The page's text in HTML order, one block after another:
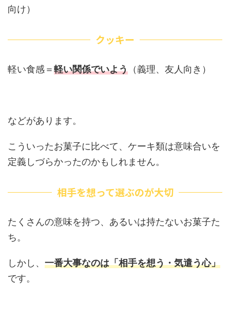
向け）
クッキー
軽い食感＝軽い関係でいよう （義理、友人向き）
などがあります。
こういったお菓子に比べて、ケーキ類は意味合いを
定義しづらかったのかもしれません。
相手を想って選ぶのが大切
たくさんの意味を持つ、あるいは持たないお菓子た
ち。
しかし、 一番大事なのは「相手を想う・気遣う心」
です。